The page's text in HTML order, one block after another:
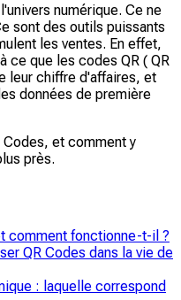
numérique. Ce ne
sont des outils puissants
les ventes. En effet,
ce que les codes QR ( QR
leur chiffre d'affaires, et
données de première
et comment y
près.
comment fonctionne-t-il ?
QR Codes dans la vie de
: laquelle correspond